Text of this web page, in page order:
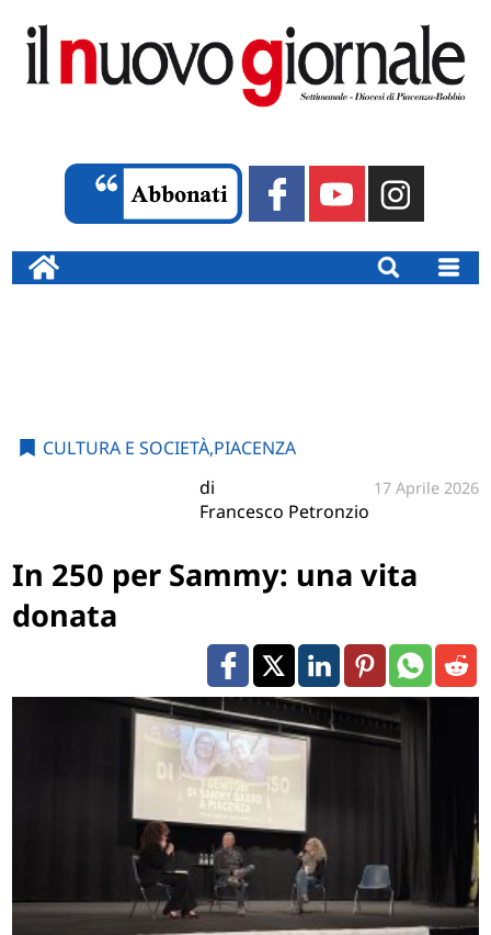
CULTURA E SOCIETÀ,PIACENZA
di
Francesco Petronzio
17 Aprile 2026
In 250 per Sammy: una vita
donata